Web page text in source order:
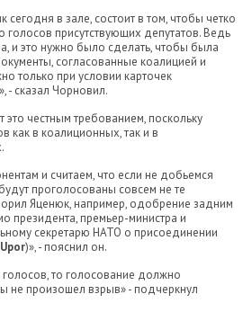
сегодня в зале, состоит в том, чтобы четко
голосов присутствующих депутатов. Ведь
и это нужно было сделать, чтобы была
согласованные коалицией и
только при условии карточек
- сказал Чорновил.
это честным требованием, поскольку
как в коалиционных, так и в
и считаем, что если не добьемся
проголосованы совсем не те
Яценюк, например, одобрение задним
президента, премьер-министра и
секретарю НАТО о присоединении
)», - пояснил он.
то голосование должно
не произошел взрыв» - подчеркнул